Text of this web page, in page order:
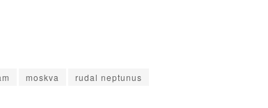
moskva
rudal neptunus